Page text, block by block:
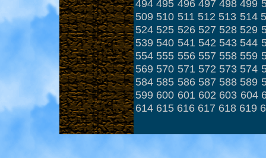
494 495 496 497 498 499
509 510 511 512 513 514
524 525 526 527 528 529
539 540 541 542 543 544
554 555 556 557 558 559
569 570 571 572 573 574
584 585 586 587 588 589
599 600 601 602 603 604
614 615 616 617 618 619